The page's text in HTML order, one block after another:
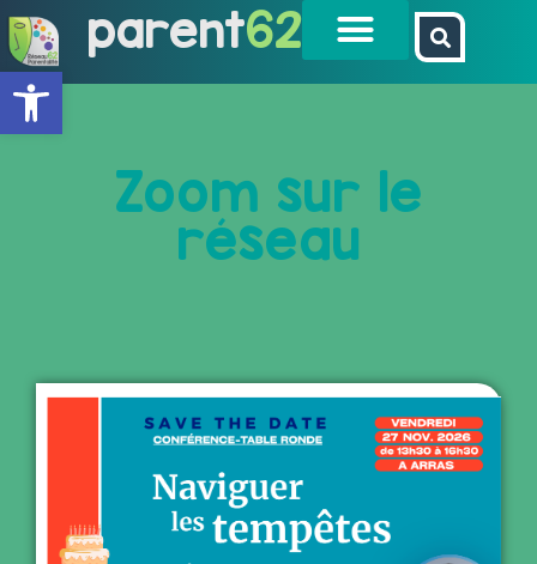
Ouvrir la barre d’outils
parent62
Zoom sur le
réseau